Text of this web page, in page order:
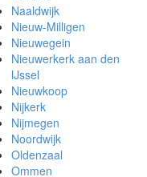
Naaldwijk
Nieuw-Milligen
Nieuwegein
Nieuwerkerk aan den
IJssel
Nieuwkoop
Nijkerk
Nijmegen
Noordwijk
Oldenzaal
Ommen